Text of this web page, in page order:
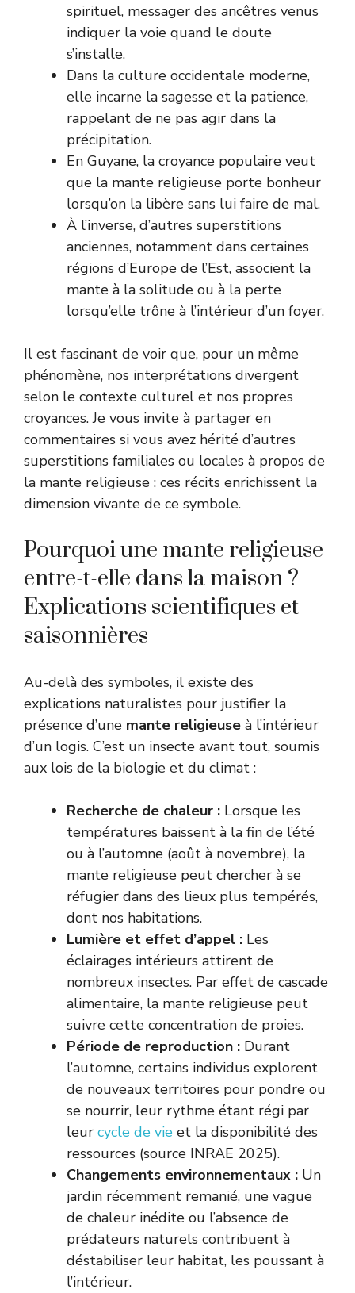
spirituel, messager des ancêtres venus
indiquer la voie quand le doute
s’installe.
Dans la culture occidentale moderne,
elle incarne la sagesse et la patience,
rappelant de ne pas agir dans la
précipitation.
En Guyane, la croyance populaire veut
que la mante religieuse porte bonheur
lorsqu’on la libère sans lui faire de mal.
À l’inverse, d’autres superstitions
anciennes, notamment dans certaines
régions d’Europe de l’Est, associent la
mante à la solitude ou à la perte
lorsqu’elle trône à l’intérieur d’un foyer.
Il est fascinant de voir que, pour un même
phénomène, nos interprétations divergent
selon le contexte culturel et nos propres
croyances. Je vous invite à partager en
commentaires si vous avez hérité d’autres
superstitions familiales ou locales à propos de
la mante religieuse : ces récits enrichissent la
dimension vivante de ce symbole.
Pourquoi une mante religieuse
entre-t-elle dans la maison ?
Explications scientifiques et
saisonnières
Au-delà des symboles, il existe des
explications naturalistes pour justifier la
présence d’une mante religieuse à l’intérieur
d’un logis. C’est un insecte avant tout, soumis
aux lois de la biologie et du climat :
Recherche de chaleur : Lorsque les
températures baissent à la fin de l’été
ou à l’automne (août à novembre), la
mante religieuse peut chercher à se
réfugier dans des lieux plus tempérés,
dont nos habitations.
Lumière et effet d’appel : Les
éclairages intérieurs attirent de
nombreux insectes. Par effet de cascade
alimentaire, la mante religieuse peut
suivre cette concentration de proies.
Période de reproduction : Durant
l’automne, certains individus explorent
de nouveaux territoires pour pondre ou
se nourrir, leur rythme étant régi par
leur cycle de vie et la disponibilité des
ressources (source INRAE 2025).
Changements environnementaux : Un
jardin récemment remanié, une vague
de chaleur inédite ou l’absence de
prédateurs naturels contribuent à
déstabiliser leur habitat, les poussant à
l’intérieur.